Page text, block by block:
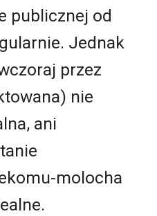
publicznej od
Jednak
przez
nie
ani
molocha